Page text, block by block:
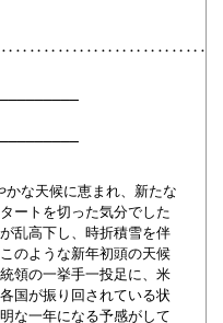
な天候に恵まれ、新たな
ートを切った気分でした
乱高下し、時折積雪を伴
のような新年初頭の天候
領の一挙手一投足に、米
国が振り回されている状
な一年になる予感がして